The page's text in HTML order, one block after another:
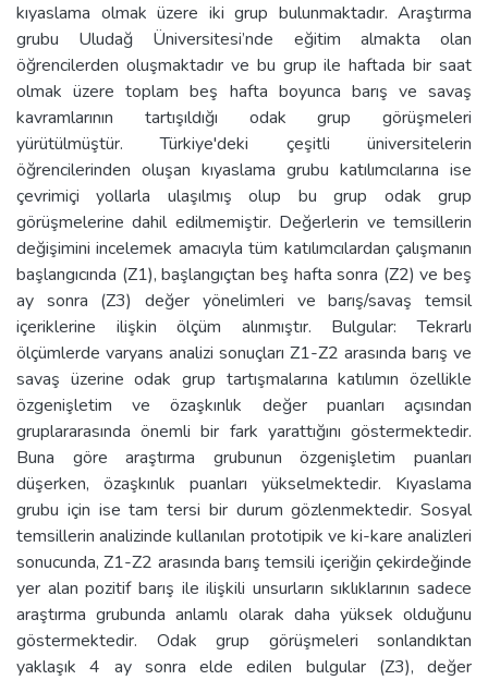
kıyaslama olmak üzere iki grup bulunmaktadır. Araştırma
grubu Uludağ Üniversitesi’nde eğitim almakta olan
öğrencilerden oluşmaktadır ve bu grup ile haftada bir saat
olmak üzere toplam beş hafta boyunca barış ve savaş
kavramlarının tartışıldığı odak grup görüşmeleri
yürütülmüştür. Türkiye'deki çeşitli üniversitelerin
öğrencilerinden oluşan kıyaslama grubu katılımcılarına ise
çevrimiçi yollarla ulaşılmış olup bu grup odak grup
görüşmelerine dahil edilmemiştir. Değerlerin ve temsillerin
değişimini incelemek amacıyla tüm katılımcılardan çalışmanın
başlangıcında (Z1), başlangıçtan beş hafta sonra (Z2) ve beş
ay sonra (Z3) değer yönelimleri ve barış/savaş temsil
içeriklerine ilişkin ölçüm alınmıştır. Bulgular: Tekrarlı
ölçümlerde varyans analizi sonuçları Z1-Z2 arasında barış ve
savaş üzerine odak grup tartışmalarına katılımın özellikle
özgenişletim ve özaşkınlık değer puanları açısından
gruplararasında önemli bir fark yarattığını göstermektedir.
Buna göre araştırma grubunun özgenişletim puanları
düşerken, özaşkınlık puanları yükselmektedir. Kıyaslama
grubu için ise tam tersi bir durum gözlenmektedir. Sosyal
temsillerin analizinde kullanılan prototipik ve ki-kare analizleri
sonucunda, Z1-Z2 arasında barış temsili içeriğin çekirdeğinde
yer alan pozitif barış ile ilişkili unsurların sıklıklarının sadece
araştırma grubunda anlamlı olarak daha yüksek olduğunu
göstermektedir. Odak grup görüşmeleri sonlandıktan
yaklaşık 4 ay sonra elde edilen bulgular (Z3), değer